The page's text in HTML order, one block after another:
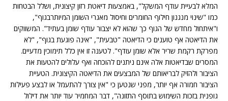
המלא לבעיית עודף המשקל", באמצעות דיאטת רזון קיצונית, ושלל הבטחות
כמו "שינוי מנגנון חילוף החומרים וחיסול מאגרי השומן המיותרבגוף",
ו"איתחול מחדש של הגוף כך שהוא לא יצבור עודף שומן בעתיד". המשווקים
את הדיאטה אף טוענים כי הדיאטה "טבעית", "אינה פוגעת בגוף", "לא
מפרקת רקמת שריר אלא שומן עודף". לטענה זו אין כלל תימוכין מדעיים.
המסרים שבדיאטות אלה אינם ניתנים להוכחה ואף עלולים להטעות את
הציבור ולהזיק לבריאותם של המבצעים את הדיאטה הקיצונית. הטעיית
הציבור חמורה אף יותר, מפני שנטען כי "אין צורך להתעמל או לבצע פעילות
גופנית בזכות השימוש בתוסף התזונה", דבר המחמיר עוד יותר את דילול